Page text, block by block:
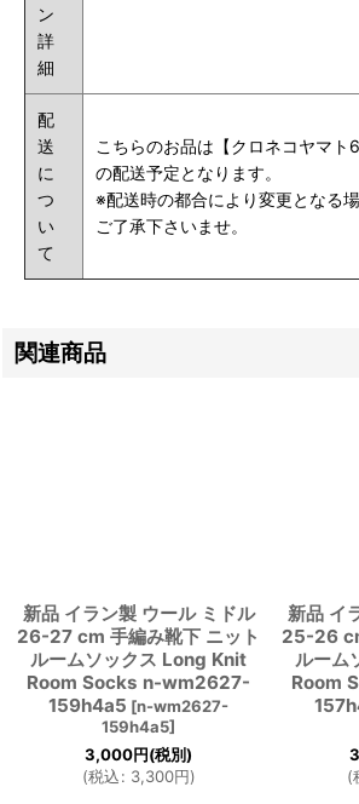
ン
詳
細
配
送
に
つ
い
て
こちらのお品は【クロネコヤマト
の配送予定となります。
※配送時の都合により変更となる
ご了承下さいませ。
関連商品
新品 イラン製 ウール ミドル
26-27 cm 手編み靴下 ニット
ルームソックス Long Knit
Room Socks n-wm2627-
159h4a5 [n-wm2627-
159h4a5]
3,000円(税別)
(税込: 3,300円)
新品 イ
25-26
ルーム
Room
(